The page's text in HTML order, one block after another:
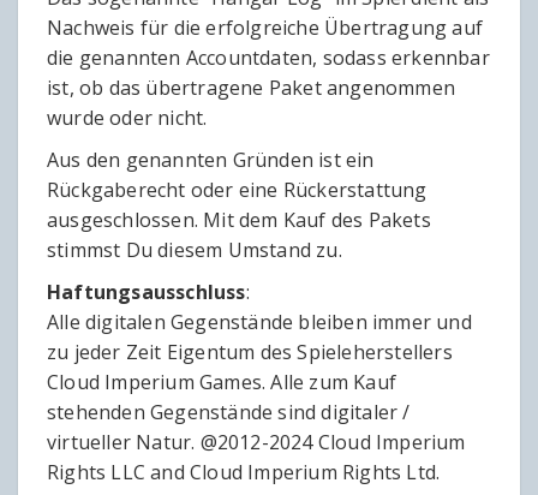
Nachweis für die erfolgreiche Übertragung auf
die genannten Accountdaten, sodass erkennbar
ist, ob das übertragene Paket angenommen
wurde oder nicht.
Aus den genannten Gründen ist ein
Rückgaberecht oder eine Rückerstattung
ausgeschlossen. Mit dem Kauf des Pakets
stimmst Du diesem Umstand zu.
Haftungsausschluss:
Alle digitalen Gegenstände bleiben immer und
zu jeder Zeit Eigentum des Spieleherstellers
Cloud Imperium Games. Alle zum Kauf
stehenden Gegenstände sind digitaler /
virtueller Natur. @2012-2024 Cloud Imperium
Rights LLC and Cloud Imperium Rights Ltd.